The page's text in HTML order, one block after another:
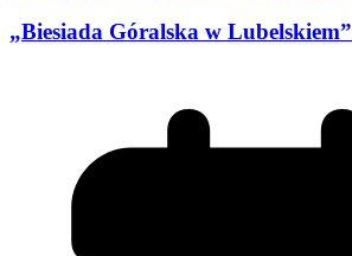
„Biesiada Góralska w Lubelskiem”